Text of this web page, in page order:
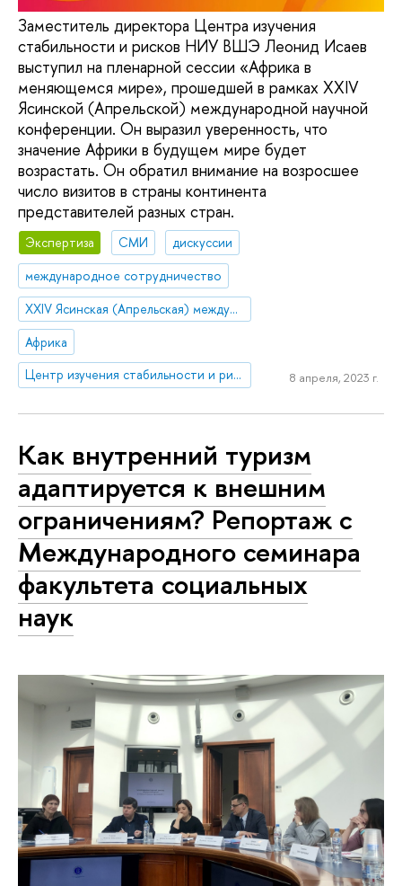
Заместитель директора Центра изучения
стабильности и рисков НИУ ВШЭ Леонид Исаев
выступил на пленарной сессии «Африка в
меняющемся мире», прошедшей в рамках XXIV
Ясинской (Апрельской) международной научной
конференции. Он выразил уверенность, что
значение Африки в будущем мире будет
возрастать. Он обратил внимание на возросшее
число визитов в страны континента
представителей разных стран.
Экспертиза СМИ
дискуссии
международное сотрудничество
XXIV Ясинская (Апрельская) международная научная конференция по проблемам развития экономики и общества
Африка
Центр изучения стабильности и рисков
8 апреля, 2023 г.
Как внутренний туризм
адаптируется к внешним
ограничениям? Репортаж с
Международного семинара
факультета социальных
наук